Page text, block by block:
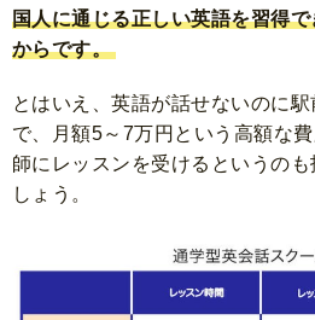
国人に通じる正しい英語を習得
からです。
とはいえ、英語が話せないのに
で、月額5～7万円という高額な
師にレッスンを受けるというの
しょう。